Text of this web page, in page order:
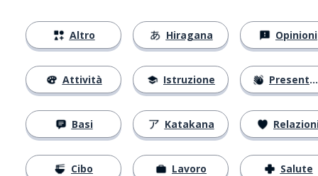
Altro
Attività
Basi
Cibo
Hiragana
Istruzione
Katakana
Lavoro
Opinioni
Presentarsi
Salute